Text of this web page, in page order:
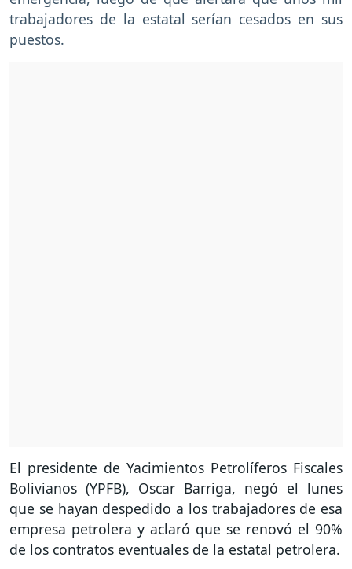
trabajadores de la estatal serían cesados en sus
puestos.
El presidente de Yacimientos Petrolíferos Fiscales
Bolivianos (YPFB), Oscar Barriga, negó el lunes
que se hayan despedido a los trabajadores de esa
empresa petrolera y aclaró que se renovó el 90%
de los contratos eventuales de la estatal petrolera.